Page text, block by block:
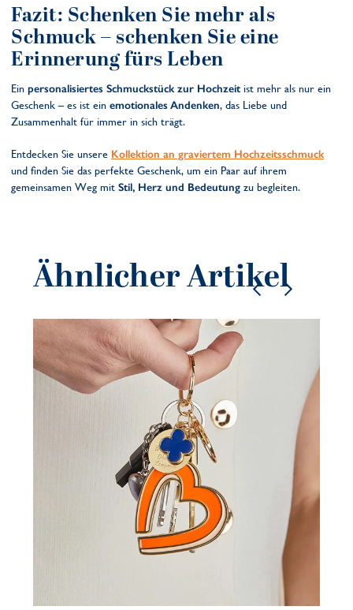
Fazit: Schenken Sie mehr als
Schmuck – schenken Sie eine
Erinnerung fürs Leben
Ein personalisiertes Schmuckstück zur Hochzeit ist mehr als nur ein
Geschenk – es ist ein emotionales Andenken, das Liebe und
Zusammenhalt für immer in sich trägt.
Entdecken Sie unsere Kollektion an graviertem Hochzeitsschmuck
und finden Sie das perfekte Geschenk, um ein Paar auf ihrem
gemeinsamen Weg mit Stil, Herz und Bedeutung zu begleiten.
Ähnlicher Artikel